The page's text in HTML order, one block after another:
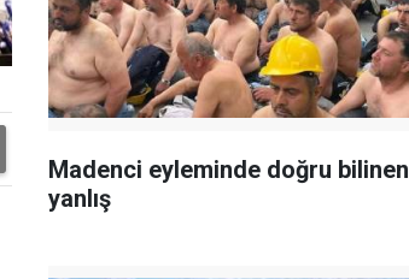
Madenci eyleminde doğru bilinen
yanlış